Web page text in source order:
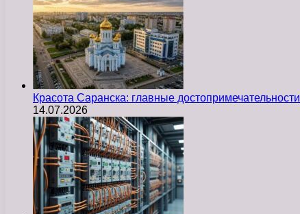
Красота Саранска: главные достопримечательности
14.07.2026